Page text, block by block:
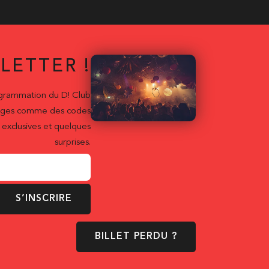
!
du D! Club
comme des codes
et quelques
surprises.
S’INSCRIRE
BILLET PERDU ?